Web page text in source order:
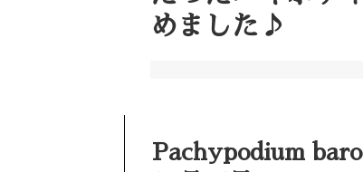
めました♪
Pachypodium